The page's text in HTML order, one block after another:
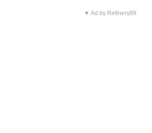
▼ Ad by Refinery89